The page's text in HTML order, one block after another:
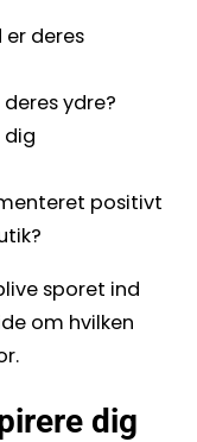
er deres
ydre?
dig
positivt
sporet ind
om hvilken
dig